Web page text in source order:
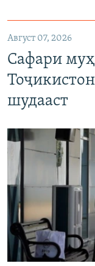
Август 07, 2026
Сафари
шудааст